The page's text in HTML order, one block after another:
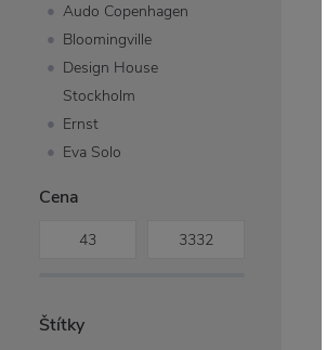
Audo Copenhagen
Bloomingville
Design House
Stockholm
Ernst
Eva Solo
Garden Trading
Green Gate
Kähler
Cena
Štítky